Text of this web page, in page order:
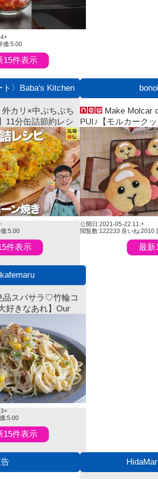
価:5.00
15件表示
〉Baba's Kitchen
カリ×中ぷちぷち
11分缶詰節約レシ
:5.00
件表示
Make Molcar
PUI♪【モルカーク
公開日:2021-05-22 11:+
閲覧数:122233 良いね:2010
最新
品スパサラ♡竹輪コ
好きなあれ】Our
:5.00
15件表示